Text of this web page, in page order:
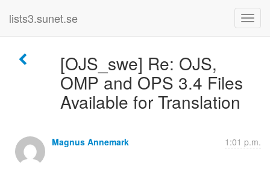
lists3.sunet.se
[OJS_swe] Re: OJS,
OMP and OPS 3.4 Files
Available for Translation
Magnus Annemark 1:01 p.m.